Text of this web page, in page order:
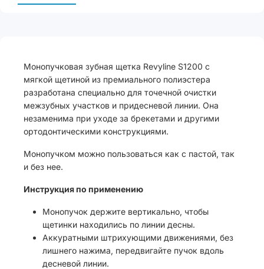
Монопучковая зубная щетка Revyline S1200 с
мягкой щетиной из премиального полиэстера
разработана специально для точечной очистки
межзубных участков и придесневой линии. Она
незаменима при уходе за брекетами и другими
ортодонтическими конструкциями.
Монопучком можно пользоваться как с пастой, так
и без нее.
Инструкция по применению
Монопучок держите вертикально, чтобы
щетинки находились по линии десны.
Аккуратными штрихующими движениями, без
лишнего нажима, передвигайте пучок вдоль
десневой линии.